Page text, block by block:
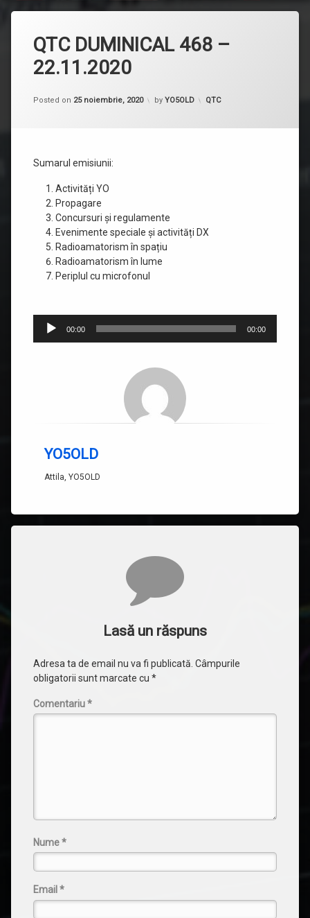
QTC DUMINICAL 468 –
22.11.2020
Posted on 25 noiembrie, 2020 by YO5OLD Categorii:
QTC
Sumarul emisiunii:
Activități YO
Propagare
Concursuri și regulamente
Evenimente speciale și activități DX
Radioamatorism în spațiu
Radioamatorism în lume
Periplul cu microfonul
Player
audio
00:00 00:00
YO5OLD
Attila, YO5OLD
Lasă un răspuns
Adresa ta de email nu va fi publicată. Câmpurile
obligatorii sunt marcate cu *
Comentariu*
Nume*
Email *